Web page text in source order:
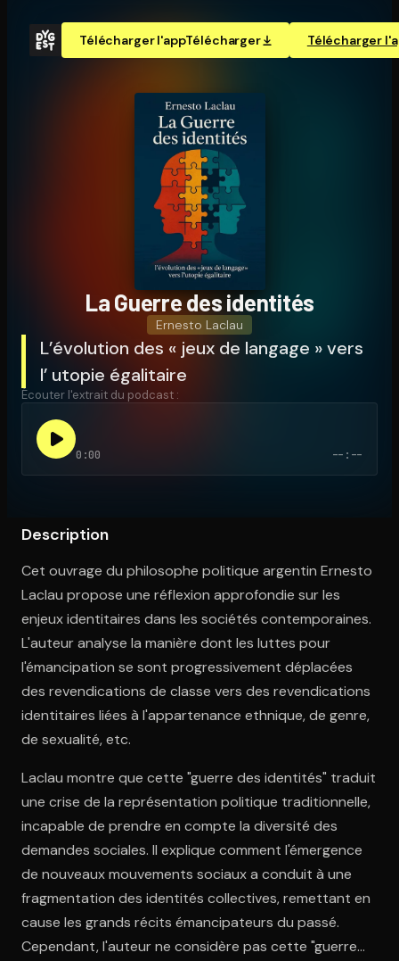
Télécharger l'appTélécharger Télécharger
Ouvre l'app Appareil photo, pointe sur le code. C'est gratuit à
La Guerre des identités
Ernesto Laclau
L’évolution des « jeux de langage » vers
l’ utopie égalitaire
Écouter l'extrait du podcast :
0:00 --:--
Description
Cet ouvrage du philosophe politique argentin Ernesto
Laclau propose une réflexion approfondie sur les
enjeux identitaires dans les sociétés contemporaines.
L'auteur analyse la manière dont les luttes pour
l'émancipation se sont progressivement déplacées
des revendications de classe vers des revendications
identitaires liées à l'appartenance ethnique, de genre,
de sexualité, etc.
Laclau montre que cette "guerre des identités" traduit
une crise de la représentation politique traditionnelle,
incapable de prendre en compte la diversité des
demandes sociales. Il explique comment l'émergence
de nouveaux mouvements sociaux a conduit à une
fragmentation des identités collectives, remettant en
cause les grands récits émancipateurs du passé.
Cependant, l'auteur ne considère pas cette "guerre